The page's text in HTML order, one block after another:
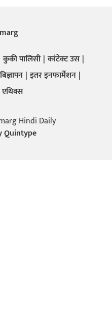
कुकी पालिसी कांटेक्ट उस
इतर इनफार्मेशन
Hindi Daily
Quintype